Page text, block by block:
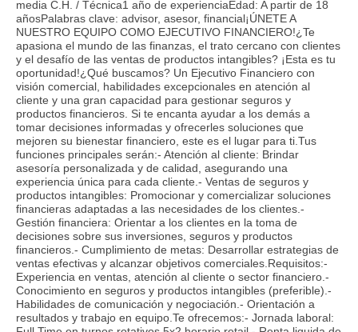
media C.H. / Técnica1 año de experienciaEdad: A partir de 18
añosPalabras clave: advisor, asesor, financial¡ÚNETE A
NUESTRO EQUIPO COMO EJECUTIVO FINANCIERO!¿Te
apasiona el mundo de las finanzas, el trato cercano con clientes
y el desafío de las ventas de productos intangibles? ¡Esta es tu
oportunidad!¿Qué buscamos? Un Ejecutivo Financiero con
visión comercial, habilidades excepcionales en atención al
cliente y una gran capacidad para gestionar seguros y
productos financieros. Si te encanta ayudar a los demás a
tomar decisiones informadas y ofrecerles soluciones que
mejoren su bienestar financiero, este es el lugar para ti.Tus
funciones principales serán:- Atención al cliente: Brindar
asesoría personalizada y de calidad, asegurando una
experiencia única para cada cliente.- Ventas de seguros y
productos intangibles: Promocionar y comercializar soluciones
financieras adaptadas a las necesidades de los clientes.-
Gestión financiera: Orientar a los clientes en la toma de
decisiones sobre sus inversiones, seguros y productos
financieros.- Cumplimiento de metas: Desarrollar estrategias de
ventas efectivas y alcanzar objetivos comerciales.Requisitos:-
Experiencia en ventas, atención al cliente o sector financiero.-
Conocimiento en seguros y productos intangibles (preferible).-
Habilidades de comunicación y negociación.- Orientación a
resultados y trabajo en equipo.Te ofrecemos:- Jornada laboral: